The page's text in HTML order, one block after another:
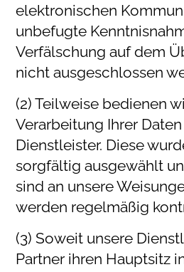
elektronischen
unbefugte
Verfälschung auf dem
nicht ausgeschlossen
(2) Teilweise bedienen
Verarbeitung Ihrer
Dienstleister. Diese
sorgfältig ausgewählt
sind an unsere
werden regelmäßig
(3) Soweit unsere
Partner ihren Hauptsitz